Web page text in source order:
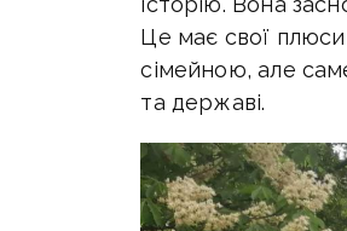
Це має свої плюси
сімейною, але
та державі.